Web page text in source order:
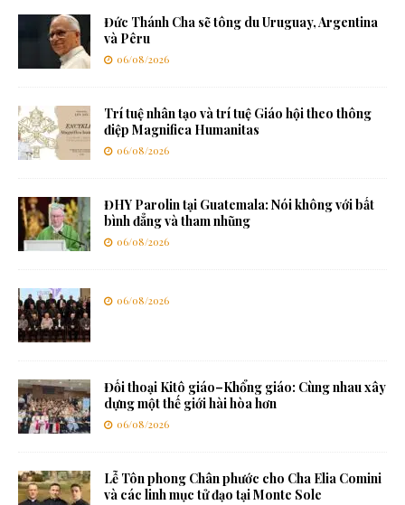
Đức Thánh Cha sẽ tông du Uruguay, Argentina
và Pêru
06/08/2026
Trí tuệ nhân tạo và trí tuệ Giáo hội theo thông
điệp Magnifica Humanitas
06/08/2026
ĐHY Parolin tại Guatemala: Nói không với bất
bình đẳng và tham nhũng
06/08/2026
06/08/2026
Đối thoại Kitô giáo–Khổng giáo: Cùng nhau xây
dựng một thế giới hài hòa hơn
06/08/2026
Lễ Tôn phong Chân phước cho Cha Elia Comini
và các linh mục tử đạo tại Monte Sole